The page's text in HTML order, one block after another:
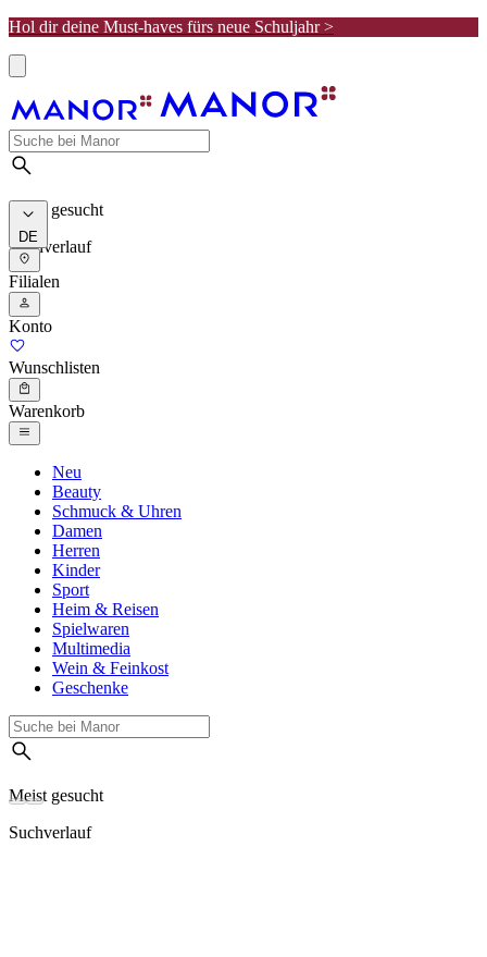
Hol dir deine Must-haves fürs neue Schuljahr >
Meist gesucht
Suchverlauf
DE
Filialen
Konto
Wunschlisten
Warenkorb
Neu
Beauty
Schmuck & Uhren
Damen
Herren
Kinder
Sport
Heim & Reisen
Spielwaren
Multimedia
Wein & Feinkost
Geschenke
Meist gesucht
Suchverlauf